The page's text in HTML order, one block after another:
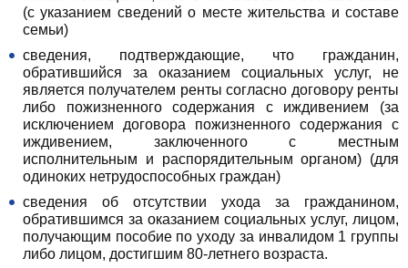
(с указанием сведений о месте жительства и составе
семьи)
сведения, подтверждающие, что гражданин,
обратившийся за оказанием социальных услуг, не
является получателем ренты согласно договору ренты
либо пожизненного содержания с иждивением (за
исключением договора пожизненного содержания с
иждивением, заключенного с местным
исполнительным и распорядительным органом) (для
одиноких нетрудоспособных граждан)
сведения об отсутствии ухода за гражданином,
обратившимся за оказанием социальных услуг, лицом,
получающим пособие по уходу за инвалидом 1 группы
либо лицом, достигшим 80-летнего возраста.